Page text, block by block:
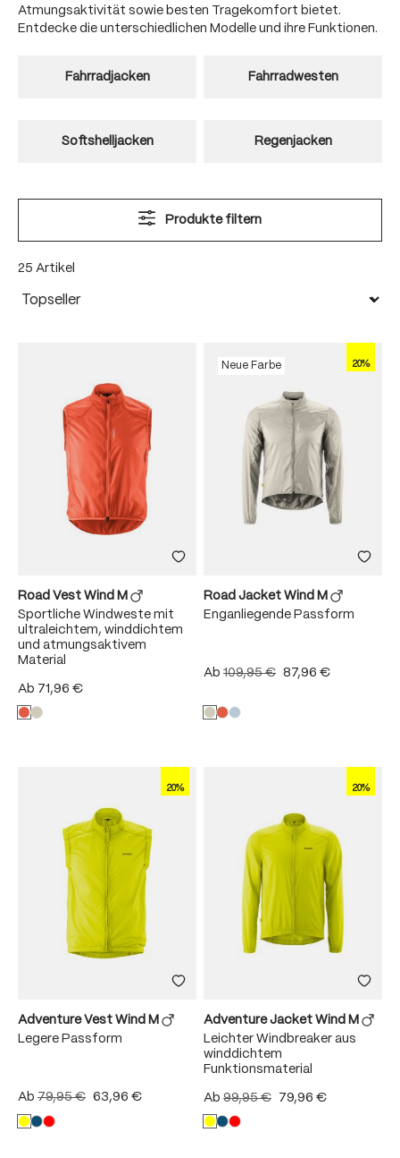
Atmungsaktivität sowie besten Tragekomfort bietet.
Entdecke die unterschiedlichen Modelle und ihre Funktionen.
Fahrradjacken Fahrradwesten
Softshelljacken Regenjacken
Produkte filtern
25 Artikel
Road Vest Wind M
Sportliche Windweste mit
ultraleichtem, winddichtem
und atmungsaktivem
Material
Ab 71,96 €
20%
Neue Farbe
Road Jacket Wind M
Enganliegende Passform
Ab 109,95 € 87,96 €
20%
Adventure Vest Wind M
Legere Passform
Ab 79,95 € 63,96 €
20%
Adventure Jacket Wind M
Leichter Windbreaker aus
winddichtem
Funktionsmaterial
Ab 99,95 € 79,96 €